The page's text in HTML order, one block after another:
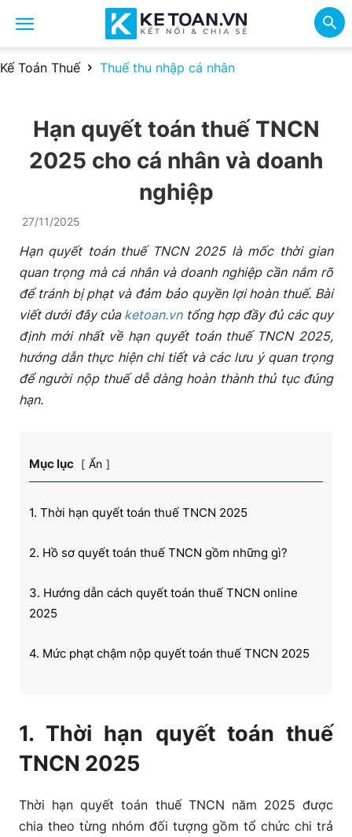
Kế Toán Thuế Thuế thu nhập cá nhân
Hạn quyết toán thuế TNCN
2025 cho cá nhân và doanh
nghiệp
27/11/2025
Hạn quyết toán thuế TNCN 2025 là mốc thời gian
quan trọng mà cá nhân và doanh nghiệp cần nắm rõ
để tránh bị phạt và đảm bảo quyền lợi hoàn thuế. Bài
viết dưới đây của ketoan.vntổng hợp đầy đủ các quy
định mới nhất về hạn quyết toán thuế TNCN 2025,
hướng dẫn thực hiện chi tiết và các lưu ý quan trọng
để người nộp thuế dễ dàng hoàn thành thủ tục đúng
hạn.
Mục lục Ẩn
1. Thời hạn quyết toán thuế TNCN 2025
2. Hồ sơ quyết toán thuế TNCN gồm những gì?
3. Hướng dẫn cách quyết toán thuế TNCN online
2025
4. Mức phạt chậm nộp quyết toán thuế TNCN 2025
1. Thời hạn quyết toán thuế
TNCN 2025
Thời hạn quyết toán thuế TNCN năm 2025 được
chia theo từng nhóm đối tượng gồm tổ chức chi trả